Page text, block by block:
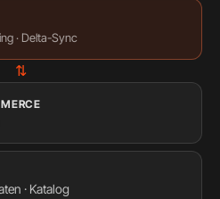
· Delta-Sync
⇅
· Katalog